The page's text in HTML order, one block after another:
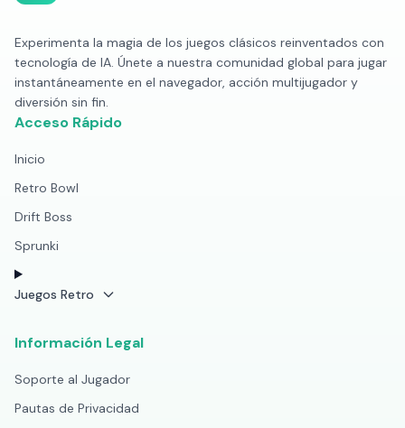
Experimenta la magia de los juegos clásicos reinventados con
tecnología de IA. Únete a nuestra comunidad global para jugar
instantáneamente en el navegador, acción multijugador y
diversión sin fin.
Acceso Rápido
Inicio
Retro Bowl
Drift Boss
Sprunki
Juegos Retro
Información Legal
Soporte al Jugador
Pautas de Privacidad